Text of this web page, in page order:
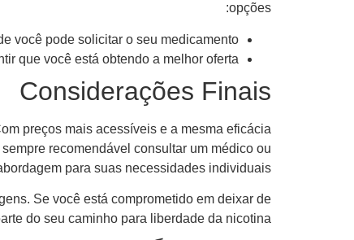
opções:
você pode solicitar o seu medicamento.
que você está obtendo a melhor oferta.
Considerações Finais
preços mais acessíveis e a mesma eficácia
recomendável consultar um médico ou
para suas necessidades individuais.
Se você está comprometido em deixar de
do seu caminho para liberdade da nicotina.